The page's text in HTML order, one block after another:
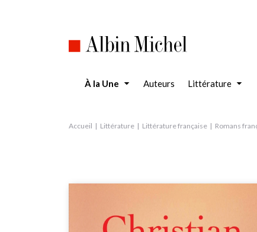
À la Une Auteurs Littérature
Accueil Littérature Littérature française Romans